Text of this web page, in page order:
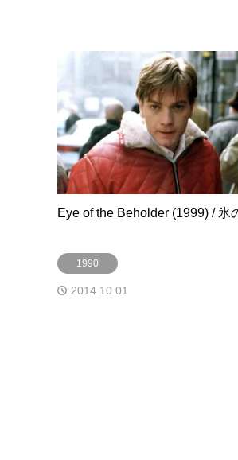
Eye of the Beholder (1999) / 氷
1990
2014.10.01